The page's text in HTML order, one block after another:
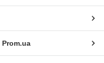
Prom.ua